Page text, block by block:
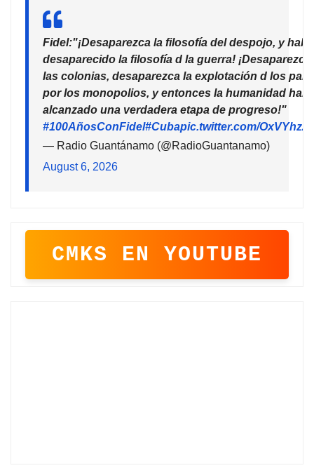
Fidel:"¡Desaparezca la filosofía del despojo, y
desaparecido la filosofía d la guerra!
las colonias, desaparezca la explotación d los
por los monopolios, y entonces la humanidad
alcanzado una verdadera etapa de progreso!"
#100AñosConFidel#Cubapic.twitter.com/
— Radio Guantánamo (@RadioGuantanamo)
August 6, 2026
CMKS EN YOUTUBE